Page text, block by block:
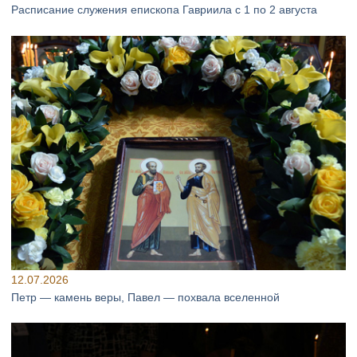
Расписание служения епископа Гавриила с 1 по 2 августа
12.07.2026
Петр — камень веры, Павел — похвала вселенной